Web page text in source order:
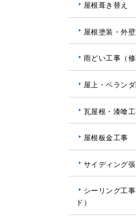
屋根葺き替え
屋根塗装・外
雨どい工事（修
屋上・ベラン
瓦屋根・漆喰
屋根板金工事
サイディング張
シーリング工
ド）